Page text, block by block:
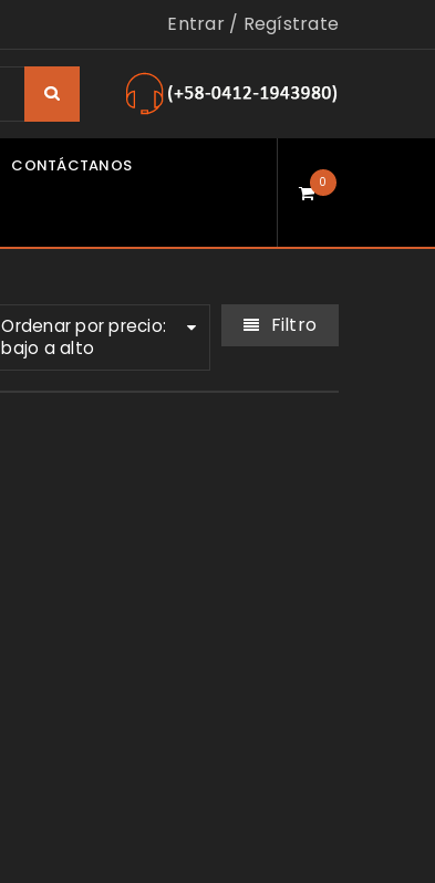
Entrar/ Regístrate
CONTÁCTANOS
0
Filtro
Ordenar por precio:
bajo a alto